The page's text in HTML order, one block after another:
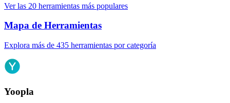
Ver las 20 herramientas más populares
Mapa de Herramientas
Explora más de 435 herramientas por categoría
Yoopla